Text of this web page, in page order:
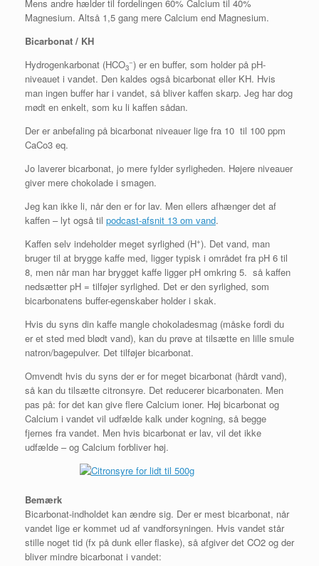
Mens andre hælder til fordelingen 60% Calcium til 40%
Magnesium. Altså 1,5 gang mere Calcium end Magnesium.
Bicarbonat / KH
Hydrogenkarbonat (HCO3
−) er en buffer, som holder på pH-
niveauet i vandet. Den kaldes også bicarbonat eller KH. Hvis
man ingen buffer har i vandet, så bliver kaffen skarp. Jeg har dog
mødt en enkelt, som ku li kaffen sådan.
Der er anbefaling på bicarbonat niveauer lige fra 10 til 100 ppm
CaCo3 eq.
Jo laverer bicarbonat, jo mere fylder syrligheden. Højere niveauer
giver mere chokolade i smagen.
Jeg kan ikke li, når den er for lav. Men ellers afhænger det af
kaffen – lyt også til podcast-afsnit 13 om vand.
Kaffen selv indeholder meget syrlighed (H+). Det vand, man
bruger til at brygge kaffe med, ligger typisk i området fra pH 6 til
8, men når man har brygget kaffe ligger pH omkring 5. så kaffen
nedsætter pH = tilføjer syrlighed. Det er den syrlighed, som
bicarbonatens buffer-egenskaber holder i skak.
Hvis du syns din kaffe mangle chokoladesmag (måske fordi du
er et sted med blødt vand), kan du prøve at tilsætte en lille smule
natron/bagepulver. Det tilføjer bicarbonat.
Omvendt hvis du syns der er for meget bicarbonat (hårdt vand),
så kan du tilsætte citronsyre. Det reducerer bicarbonaten. Men
pas på: for det kan give flere Calcium ioner. Høj bicarbonat og
Calcium i vandet vil udfælde kalk under kogning, så begge
fjernes fra vandet. Men hvis bicarbonat er lav, vil det ikke
udfælde – og Calcium forbliver høj.
Bemærk
Bicarbonat-indholdet kan ændre sig. Der er mest bicarbonat, når
vandet lige er kommet ud af vandforsyningen. Hvis vandet står
stille noget tid (fx på dunk eller flaske), så afgiver det CO2 og der
bliver mindre bicarbonat i vandet: